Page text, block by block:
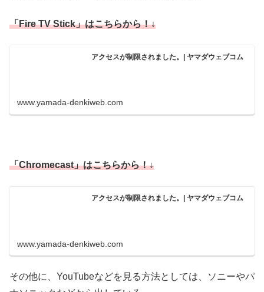
「Fire TV Stick」はこちらから！↓
アクセスが制限されました。| ヤマダウェブコム
www.yamada-denkiweb.com
「Chromecast」はこちらから！↓
アクセスが制限されました。| ヤマダウェブコム
www.yamada-denkiweb.com
その他に、YouTubeなどを見る方法としては、ソニーやパ